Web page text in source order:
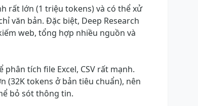
rất lớn (1 triệu tokens) và có thể xử
văn bản. Đặc biệt, Deep Research
web, tổng hợp nhiều nguồn và
tích file Excel, CSV rất mạnh.
(32K tokens ở bản tiêu chuẩn), nên
bỏ sót thông tin.